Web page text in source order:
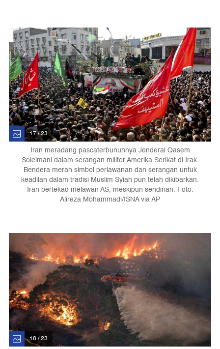
17 / 23
Iran meradang pascaterbunuhnya Jenderal Qasem
Soleimani dalam serangan militer Amerika Serikat di Irak.
Bendera merah simbol perlawanan dan serangan untuk
keadilan dalam tradisi Muslim Syiah pun telah dikibarkan.
Iran bertekad melawan AS, meskipun sendirian. Foto:
Alireza Mohammadi/ISNA via AP
18 / 23